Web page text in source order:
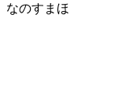
なのすまほ